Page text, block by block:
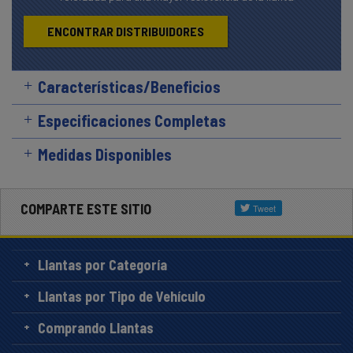
ENCONTRAR DISTRIBUIDORES
Características/Beneficios
Especificaciones Completas
Medidas Disponibles
COMPARTE ESTE SITIO
Llantas por Categoría
Llantas por Tipo de Vehículo
Comprando Llantas